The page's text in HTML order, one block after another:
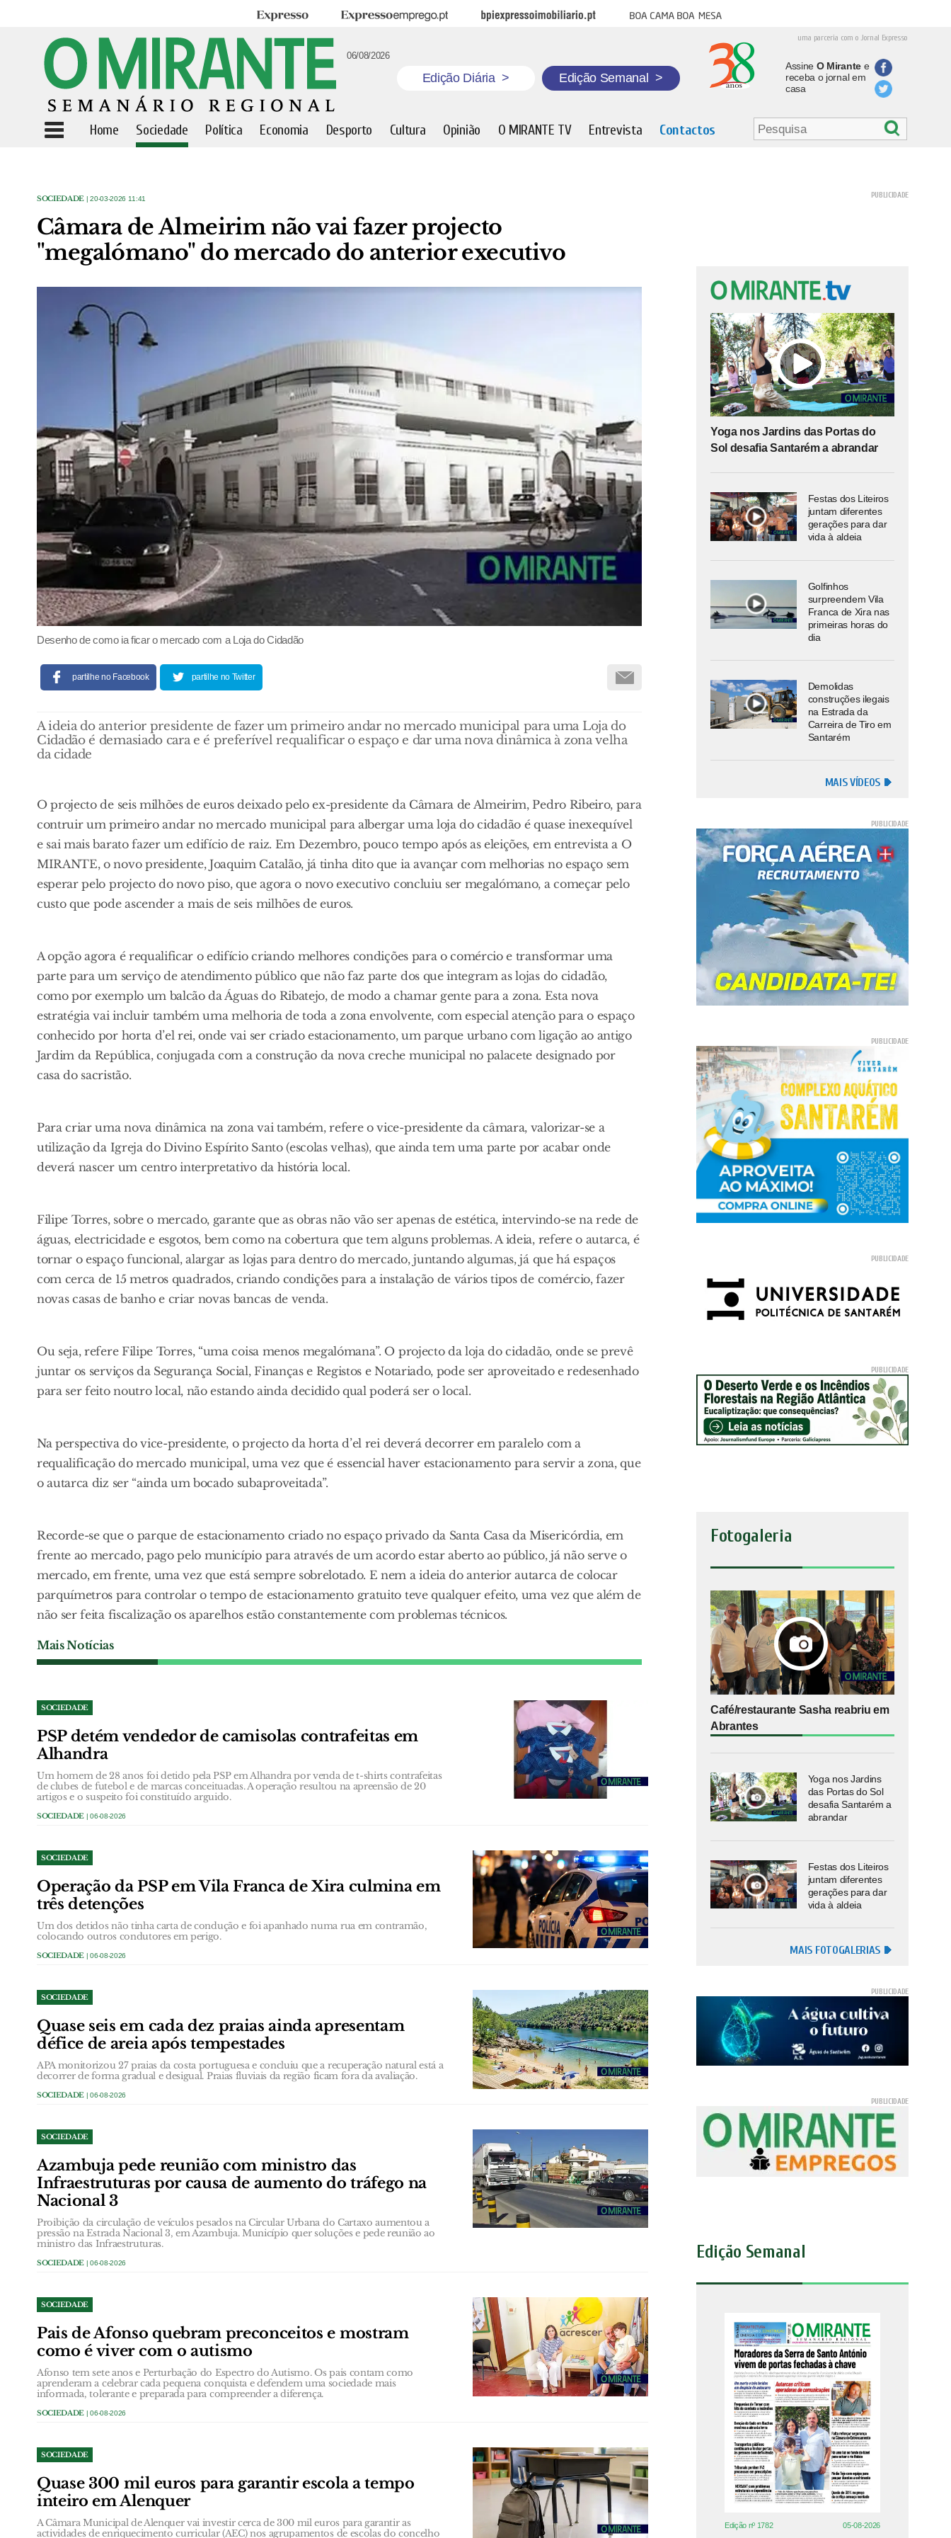
Expresso Expresso Emprego BPI Expresso Imobiliário Boa cama boa mesa
uma parceria com o Jornal Expresso
06/08/2026
Edição Diária > Edição Semanal >
Assine O Mirantee
receba o jornal em
casa
Home Sociedade Política Economia Desporto Cultura Opinião O MIRANTE TV Entrevista Contactos
SOCIEDADE | 20-03-2026 11:41
Câmara de Almeirim não vai fazer projecto
"megalómano" do mercado do anterior executivo
Desenho de como ia ficar o mercado com a Loja do Cidadão
partilhe no Facebook partilhe no Twitter
A ideia do anterior presidente de fazer um primeiro andar no mercado municipal para uma Loja do
Cidadão é demasiado cara e é preferível requalificar o espaço e dar uma nova dinâmica à zona velha
da cidade
O projecto de seis milhões de euros deixado pelo ex-presidente da Câmara de Almeirim, Pedro Ribeiro, para
contruir um primeiro andar no mercado municipal para albergar uma loja do cidadão é quase inexequível
e sai mais barato fazer um edifício de raiz. Em Dezembro, pouco tempo após as eleições, em entrevista a O
MIRANTE, o novo presidente, Joaquim Catalão, já tinha dito que ia avançar com melhorias no espaço sem
esperar pelo projecto do novo piso, que agora o novo executivo concluiu ser megalómano, a começar pelo
custo que pode ascender a mais de seis milhões de euros.
A opção agora é requalificar o edifício criando melhores condições para o comércio e transformar uma
parte para um serviço de atendimento público que não faz parte dos que integram as lojas do cidadão,
como por exemplo um balcão da Águas do Ribatejo, de modo a chamar gente para a zona. Esta nova
estratégia vai incluir também uma melhoria de toda a zona envolvente, com especial atenção para o espaço
conhecido por horta d’el rei, onde vai ser criado estacionamento, um parque urbano com ligação ao antigo
Jardim da República, conjugada com a construção da nova creche municipal no palacete designado por
casa do sacristão.
Para criar uma nova dinâmica na zona vai também, refere o vice-presidente da câmara, valorizar-se a
utilização da Igreja do Divino Espírito Santo (escolas velhas), que ainda tem uma parte por acabar onde
deverá nascer um centro interpretativo da história local.
Filipe Torres, sobre o mercado, garante que as obras não vão ser apenas de estética, intervindo-se na rede de
águas, electricidade e esgotos, bem como na cobertura que tem alguns problemas. A ideia, refere o autarca, é
tornar o espaço funcional, alargar as lojas para dentro do mercado, juntando algumas, já que há espaços
com cerca de 15 metros quadrados, criando condições para a instalação de vários tipos de comércio, fazer
novas casas de banho e criar novas bancas de venda.
Ou seja, refere Filipe Torres, “uma coisa menos megalómana”. O projecto da loja do cidadão, onde se prevê
juntar os serviços da Segurança Social, Finanças e Registos e Notariado, pode ser aproveitado e redesenhado
para ser feito noutro local, não estando ainda decidido qual poderá ser o local.
Na perspectiva do vice-presidente, o projecto da horta d’el rei deverá decorrer em paralelo com a
requalificação do mercado municipal, uma vez que é essencial haver estacionamento para servir a zona, que
o autarca diz ser “ainda um bocado subaproveitada”.
Recorde-se que o parque de estacionamento criado no espaço privado da Santa Casa da Misericórdia, em
frente ao mercado, pago pelo município para através de um acordo estar aberto ao público, já não serve o
mercado, em frente, uma vez que está sempre sobrelotado. E nem a ideia do anterior autarca de colocar
parquímetros para controlar o tempo de estacionamento gratuito teve qualquer efeito, uma vez que além de
não ser feita fiscalização os aparelhos estão constantemente com problemas técnicos.
Mais Notícias
SOCIEDADE
PSP detém vendedor de camisolas contrafeitas em
Alhandra
Um homem de 28 anos foi detido pela PSP em Alhandra por venda de t-shirts contrafeitas
de clubes de futebol e de marcas conceituadas. A operação resultou na apreensão de 20
artigos e o suspeito foi constituído arguido.
SOCIEDADE | 06-08-2026
SOCIEDADE
Operação da PSP em Vila Franca de Xira culmina em
três detenções
Um dos detidos não tinha carta de condução e foi apanhado numa rua em contramão,
colocando outros condutores em perigo.
SOCIEDADE | 06-08-2026
SOCIEDADE
Quase seis em cada dez praias ainda apresentam
défice de areia após tempestades
APA monitorizou 27 praias da costa portuguesa e concluiu que a recuperação natural está a
decorrer de forma gradual e desigual. Praias fluviais da região ficam fora da avaliação.
SOCIEDADE | 06-08-2026
SOCIEDADE
Azambuja pede reunião com ministro das
Infraestruturas por causa de aumento do tráfego na
Nacional 3
Proibição da circulação de veículos pesados na Circular Urbana do Cartaxo aumentou a
pressão na Estrada Nacional 3, em Azambuja. Município quer soluções e pede reunião ao
ministro das Infraestruturas.
SOCIEDADE | 06-08-2026
SOCIEDADE
Pais de Afonso quebram preconceitos e mostram
como é viver com o autismo
Afonso tem sete anos e Perturbação do Espectro do Autismo. Os pais contam como
aprenderam a celebrar cada pequena conquista e defendem uma sociedade mais
informada, tolerante e preparada para compreender a diferença.
SOCIEDADE | 06-08-2026
SOCIEDADE
Quase 300 mil euros para garantir escola a tempo
inteiro em Alenquer
A Câmara Municipal de Alenquer vai investir cerca de 300 mil euros para garantir as
actividades de enriquecimento curricular (AEC) nos agrupamentos de escolas do concelho
Yoga nos Jardins das Portas do
Sol desafia Santarém a abrandar
Festas dos Liteiros
juntam diferentes
gerações para dar
vida à aldeia
Golfinhos
surpreendem Vila
Franca de Xira nas
primeiras horas do
dia
Demolidas
construções ilegais
na Estrada da
Carreira de Tiro em
Santarém
MAIS VÍDEOS
Fotogaleria
Café/restaurante Sasha reabriu em
Abrantes
Yoga nos Jardins
das Portas do Sol
desafia Santarém a
abrandar
Festas dos Liteiros
juntam diferentes
gerações para dar
vida à aldeia
MAIS FOTOGALERIAS
Edição Semanal
Edição nº 1782 05-08-2026